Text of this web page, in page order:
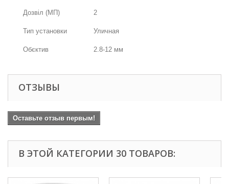
Дозвіл (МП) 2
Тип установки Уличная
Обєктив 2.8-12 мм
ОТЗЫВЫ
Оставьте отзыв первым!
В ЭТОЙ КАТЕГОРИИ 30 ТОВАРОВ: